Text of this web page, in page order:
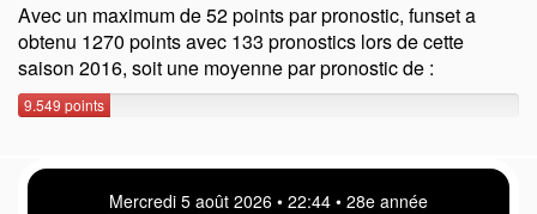
Avec un maximum de 52 points par pronostic, funset a
obtenu 1270 points avec 133 pronostics lors de cette
saison 2016, soit une moyenne par pronostic de :
9.549 points
Mercredi 5 août 2026 • 22 44 • 28e année